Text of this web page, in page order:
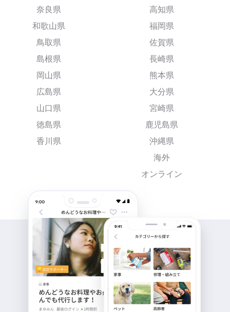
奈良県
和歌山県
鳥取県
島根県
岡山県
広島県
山口県
徳島県
香川県
高知県
福岡県
佐賀県
長崎県
熊本県
大分県
宮崎県
鹿児島県
沖縄県
海外
オンライン